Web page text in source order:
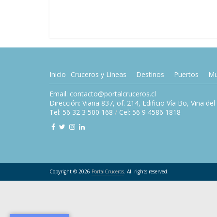
Inicio Cruceros y Líneas Destinos Puertos
Email: contacto@portalcruceros.cl
Dirección: Viana 837, of. 214, Edificio Vía Bo, Viña
Tel: 56 32 3 500 168 / Cel: 56 9 4586 1818
Copyright © 2026 PortalCruceros. All rights reserved.